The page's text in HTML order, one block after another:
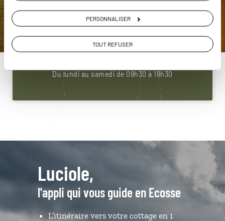
PERSONNALISER
TOUT REFUSER
ou
Construisez votre voyage avec un spécialiste Ecosse
01 85 08 22 92
Du lundi au samedi de 09h30 à 18h30
Luciole,
l'appli qui vous guide en Ecosse
L’itinéraire vers votre cottage en 1